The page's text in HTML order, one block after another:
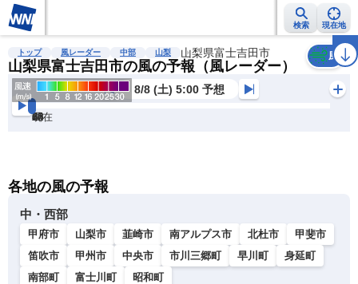
検索 現在地
雨雲レーダー 台風情報 地震情報 警報・注意報 2週間天気 ラ
トップ 風レーダー 中部 山梨 山梨県富士吉田市
山梨県富士吉田市の風の予報（風レーダー）
風
8/8 (土) 5:00 予想
現在
6h
12
24
36
48
60
72
各地の風の予報
中・西部
甲府市 山梨市 韮崎市 南アルプス市 北杜市
甲斐市
笛吹市
甲州市 中央市 市川三郷町 早川町
身延町
南部町
富士川町 昭和町